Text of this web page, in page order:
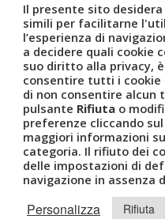
PANTELLERIA,
Il presente sito
simili per facilitarne
l’esperienza di
a decidere quali cookie
suo diritto alla privacy,
consentire tutti i cookie
di non consentire alcun
pulsante Rifiuta o
preferenze cliccando
maggiori informazioni
categoria. Il rifiuto dei
delle impostazioni di
navigazione in assenza
Personalizza Rifiuta